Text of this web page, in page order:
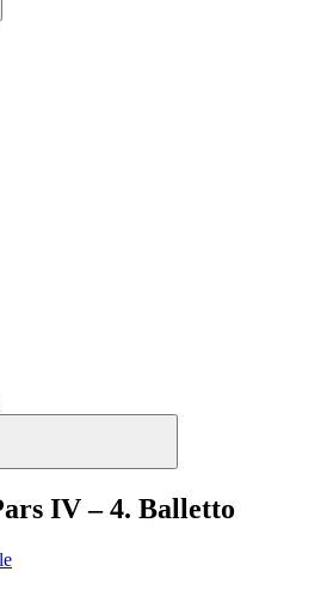
IV – 4. Balletto